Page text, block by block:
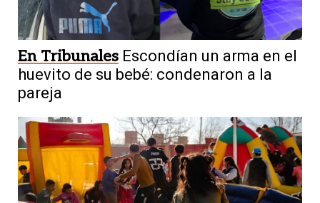
En Tribunales Escondían un arma en el
huevito de su bebé: condenaron a la
pareja